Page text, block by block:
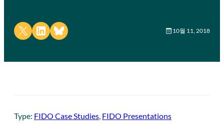
Share on X Share on LinkedIn
Share on Bluesky 10월 11, 2018
Type: FIDO Case Studies FIDO Presentations